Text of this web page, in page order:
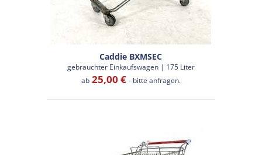
Caddie BXMSEC
gebrauchter Einkaufswagen | 175 Liter
ab25,00 € - bitte anfragen.